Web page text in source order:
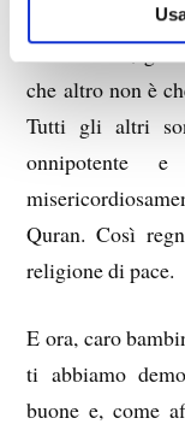
Salve, sono un
l’unica vera,
che altro non è
Tutti gli altri
onnipotente e
Quran. Così
religione di pace.
E ora, caro
ti abbiamo
buone e, come